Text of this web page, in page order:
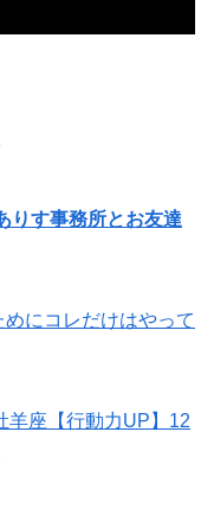
りす事務所とお友達
にコレだけはやって
羊座【行動力UP】12